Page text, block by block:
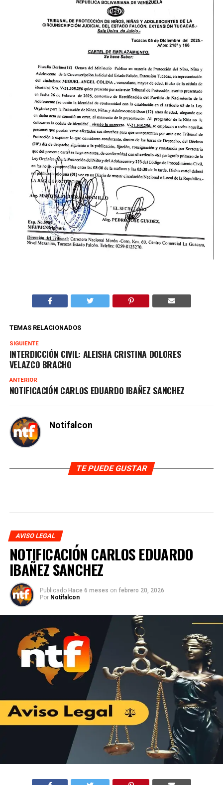
TEMAS RELACIONADOS
SIGUIENTE
INTERDICCIÓN CIVIL: ALEISHA CRISTINA DOLORES
VELAZCO BRACHO
ANTERIOR
NOTIFICACIÓN CARLOS EDUARDO IBAÑEZ SANCHEZ
Notifalcon
TE PUEDE GUSTAR
AVISO LEGAL
NOTIFICACIÓN CARLOS EDUARDO
IBAÑEZ SANCHEZ
Publicado Hace 6 meses on febrero 20, 2026
Por Notifalcon